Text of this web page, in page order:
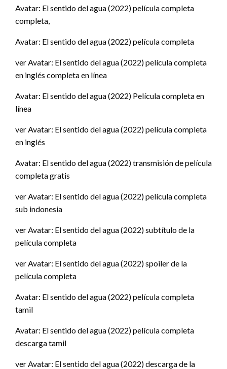
Avatar: El sentido del agua (2022) película completa
completa,
Avatar: El sentido del agua (2022) película completa
ver Avatar: El sentido del agua (2022) película completa
en inglés completa en línea
Avatar: El sentido del agua (2022) Película completa en
línea
ver Avatar: El sentido del agua (2022) película completa
en inglés
Avatar: El sentido del agua (2022) transmisión de película
completa gratis
ver Avatar: El sentido del agua (2022) película completa
sub indonesia
ver Avatar: El sentido del agua (2022) subtítulo de la
película completa
ver Avatar: El sentido del agua (2022) spoiler de la
película completa
Avatar: El sentido del agua (2022) película completa
tamil
Avatar: El sentido del agua (2022) película completa
descarga tamil
ver Avatar: El sentido del agua (2022) descarga de la